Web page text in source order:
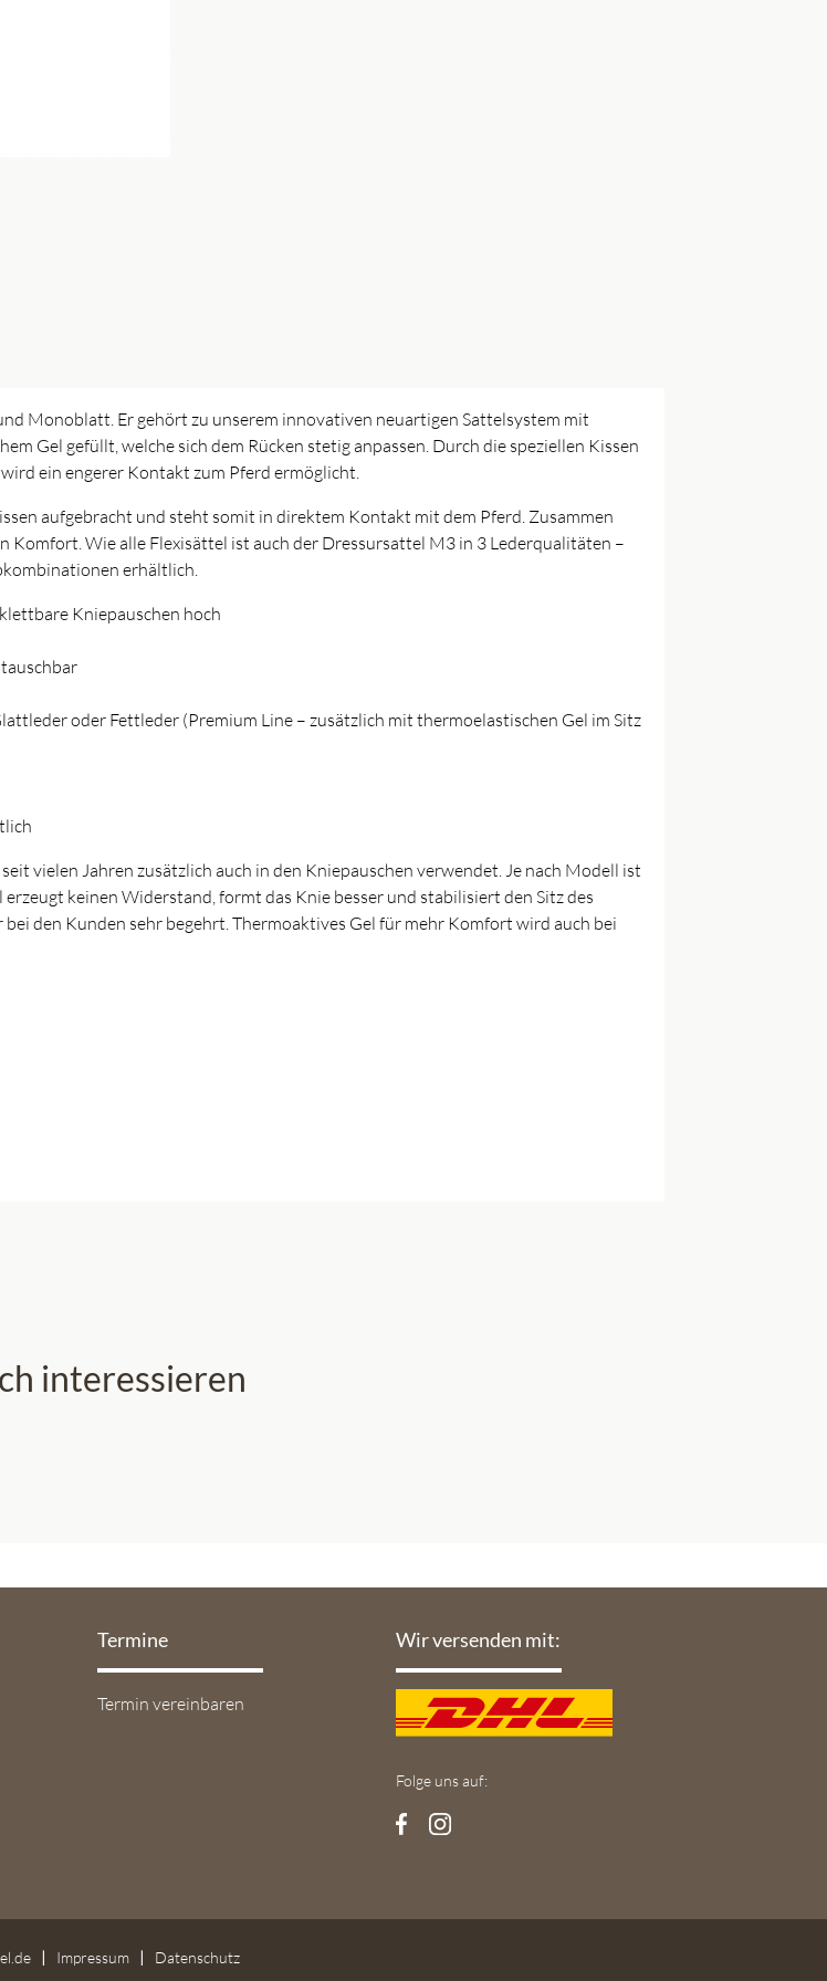
Monoblatt. Er gehört zu unserem innovativen neuartigen Sattelsystem mit
Gel gefüllt, welche sich dem Rücken stetig anpassen. Durch die speziellen Kissen
ein engerer Kontakt zum Pferd ermöglicht.
aufgebracht und steht somit in direktem Kontakt mit dem Pferd. Zusammen
Komfort. Wie alle Flexisättel ist auch der Dressursattel M3 in 3 Lederqualitäten –
erhältlich.
Kniepauschen hoch
oder Fettleder (Premium Line – zusätzlich mit thermoelastischen Gel im Sitz
vielen Jahren zusätzlich auch in den Kniepauschen verwendet. Je nach Modell ist
keinen Widerstand, formt das Knie besser und stabilisiert den Sitz des
den Kunden sehr begehrt. Thermoaktives Gel für mehr Komfort wird auch bei
interessieren
Termine
Navigation
überspringen
Termin vereinbaren
Wir versenden mit:
Folge uns auf:
Impressum Datenschutz